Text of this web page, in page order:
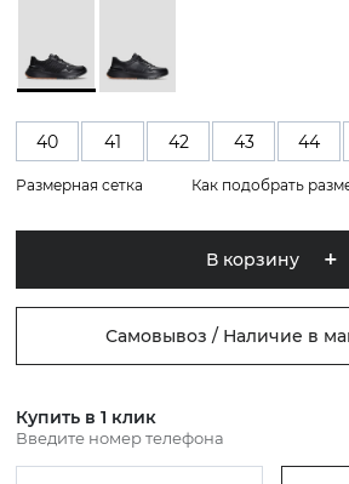
40 41 42 43 44
Размерная сетка Как подобрать
В корзину
Самовывоз / Наличие в
Купить в 1 клик
Введите номер телефона